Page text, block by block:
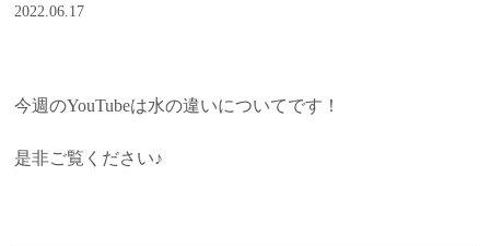
2022.06.17
今週のYouTubeは水の違いについてです！
是非ご覧ください♪